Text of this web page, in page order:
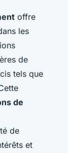
offre
les
de
tels que
de
de
et